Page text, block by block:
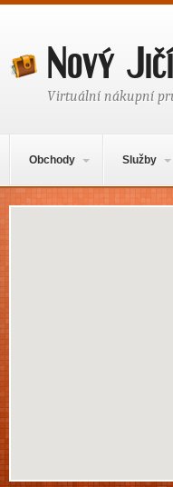
Nový
Virtuální nákupní
Obchody Služby
Mapa obsahu